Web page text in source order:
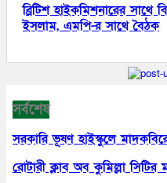
ব্রিটিশ হাইকমিশনারের
ইসলাম, এমপি-র সাথে বৈঠক
সর্বশেষ
সরকারি ভূষণ হাইস্কুলে
রোটারী ক্লাব অব কুমিল্লা